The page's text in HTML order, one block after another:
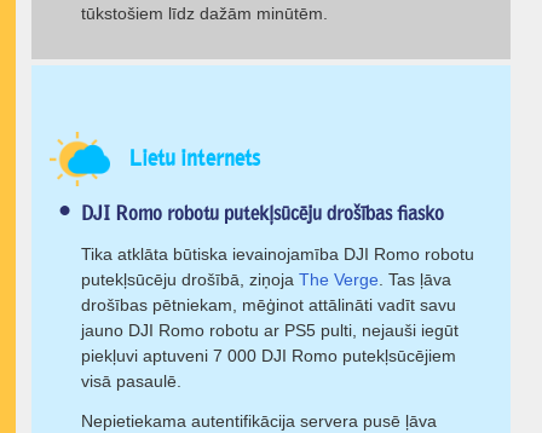
tūkstošiem līdz dažām minūtēm.
Lietu internets
DJI Romo robotu putekļsūcēju drošības fiasko
Tika atklāta būtiska ievainojamība DJI Romo robotu
putekļsūcēju drošībā, ziņoja The Verge. Tas ļāva
drošības pētniekam, mēģinot attālināti vadīt savu
jauno DJI Romo robotu ar PS5 pulti, nejauši iegūt
piekļuvi aptuveni 7 000 DJI Romo putekļsūcējiem
visā pasaulē.
Nepietiekama autentifikācija servera pusē ļāva